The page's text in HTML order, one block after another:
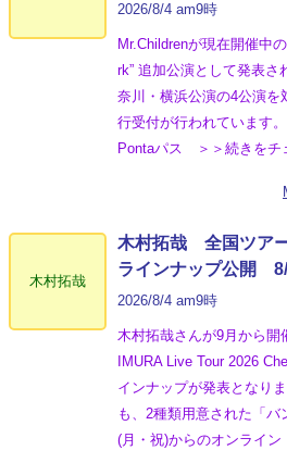
2026/8/4 am9時
Mr.Childrenが現在開催中
rk” 追加公演として発表さ
奈川・横浜公演の4公演を
行受付が行われています
Pontaパス ＞＞続きをチ
木村拓哉
木村拓哉 全国ツア
ラインナップ公開
2026/8/4 am9時
木村拓哉さんが9月から開
IMURA Live Tour 2026
インナップが発表となり
も、2種類用意された「
(月・祝)からのオンライ